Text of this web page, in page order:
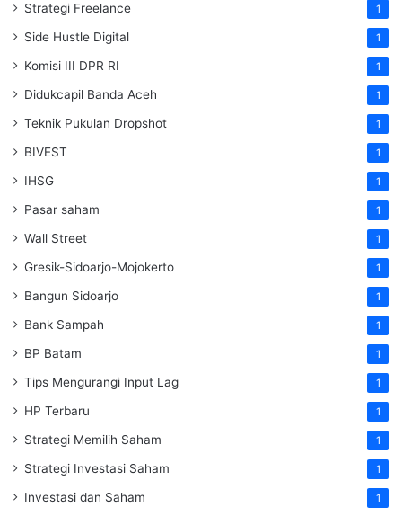
Strategi Freelance 1
Side Hustle Digital 1
Komisi III DPR RI 1
Didukcapil Banda Aceh 1
Teknik Pukulan Dropshot 1
BIVEST 1
IHSG 1
Pasar saham 1
Wall Street 1
Gresik-Sidoarjo-Mojokerto 1
Bangun Sidoarjo 1
Bank Sampah 1
BP Batam 1
Tips Mengurangi Input Lag 1
HP Terbaru 1
Strategi Memilih Saham 1
Strategi Investasi Saham 1
Investasi dan Saham 1